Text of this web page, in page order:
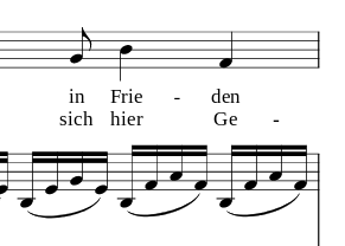
in
sich
Frie
hier
den
Ge